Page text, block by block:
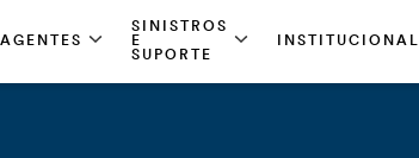
AGENTES
SINISTROS
E
SUPORTE
INSTITUCIONAL